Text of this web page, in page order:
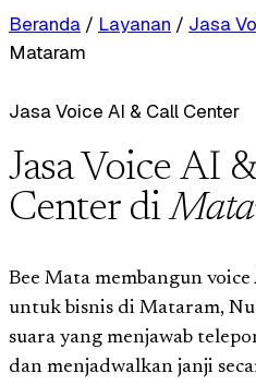
Beranda / Layanan / Jasa
Mataram
Jasa Voice AI & Call Center
Jasa Voice AI
Center di
Bee Mata membangun
untuk bisnis di Mataram,
suara yang menjawab
dan menjadwalkan janji